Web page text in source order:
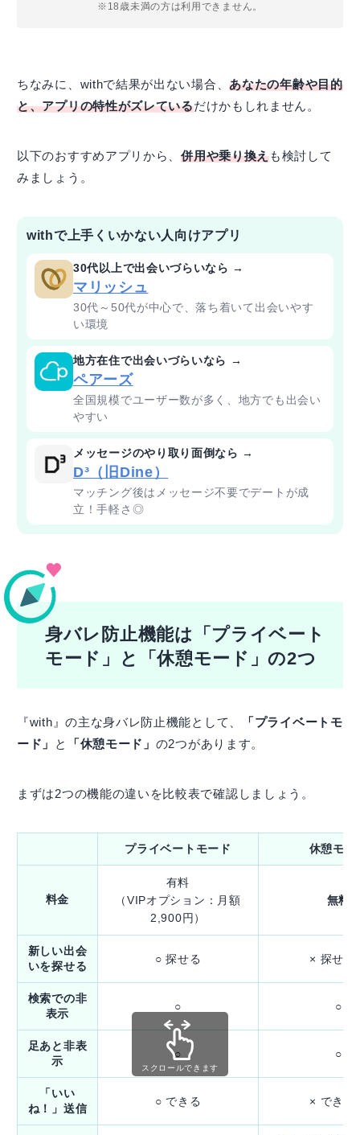
※18歳未満の方は利用できません。
ちなみに、withで結果が出ない場合、あなたの年齢や目的
と、アプリの特性がズレているだけかもしれません。
以下のおすすめアプリから、併用や乗り換えも検討して
みましょう。
withで上手くいかない人向けアプリ
30代以上で出会いづらいなら →
マリッシュ
30代～50代が中心で、落ち着いて出会いやす
い環境
地方在住で出会いづらいなら →
ペアーズ
全国規模でユーザー数が多く、地方でも出会い
やすい
メッセージのやり取り面倒なら →
D³（旧Dine）
マッチング後はメッセージ不要でデートが成
立！手軽さ◎
身バレ防止機能は「プライベート
モード」と「休憩モード」の2つ
『with』の主な身バレ防止機能として、
「プライベートモ
ード」
と 「休憩モード」 の2つがあります。
まずは2つの機能の違いを比較表で確認しましょう。
プライベートモード 休憩モー
料金
有料
（VIPオプション：月額
2,900円）
無料
新しい出会
いを探せる
○ 探せる × 探せな
検索での非
表示
○ ○
足あと非表
示
○ ○
「いい
ね！」送信
○ できる × できな
スクロールできます